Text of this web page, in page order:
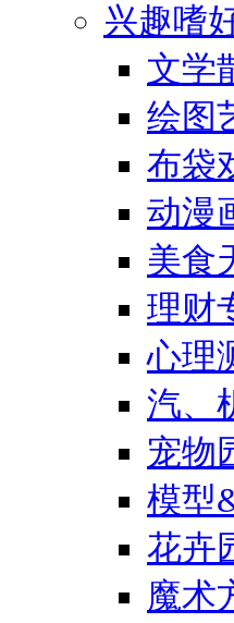
兴趣嗜
文学
绘图
布袋
动漫
美食
理财
心理
汽、
宠物
模型
花卉
魔术